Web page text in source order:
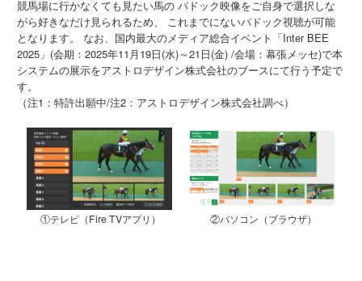
競馬場に行かなくても見たい馬の パドック映像をご自身で選択しな
がら好きなだけ見られるため、 これまでにないパドック視聴が可能
となります。 なお、国内最大のメディア総合イベント「Inter BEE
2025」(会期：2025年11月19日(水)～21日(金) /会場：幕張メッセ)で本
システムの展示をアストロデザイン株式会社のブースにて行う予定で
す。
（注1：特許出願中/注2：アストロデザイン株式会社調べ）
①テレビ（Fire TVアプリ） ②パソコン（ブラウザ）